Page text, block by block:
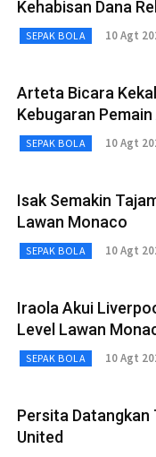
Kehabisan Dana
SEPAK BOLA 10 Agt
Arteta Bicara
Kebugaran
SEPAK BOLA 10 Agt
Isak Semakin
Lawan Monaco
SEPAK BOLA 10 Agt
Iraola Akui
Level Lawan
SEPAK BOLA 10 Agt
Persita Datangkan
United